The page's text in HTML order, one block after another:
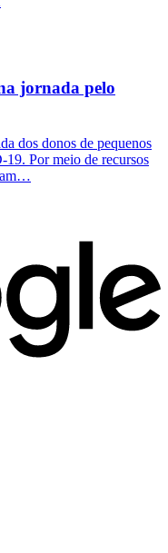
jornada pelo
dos donos de pequenos
Por meio de recursos